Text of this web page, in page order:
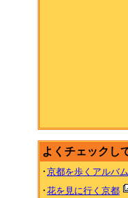
よくチェックし
･京都を歩くアルバム
･花を見に行く京都